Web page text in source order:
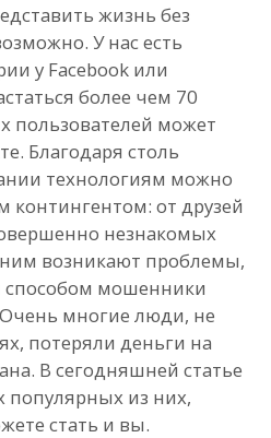
жизнь без
У нас есть
у Facebook или
более чем 70
пользователей может
Благодаря столь
технологиям можно
от друзей
незнакомых
возникают проблемы,
способом мошенники
многие люди, не
потеряли деньги на
В сегодняшней статье
из них,
стать и вы.